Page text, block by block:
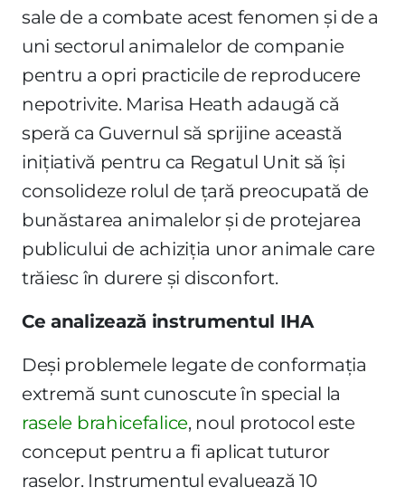
sale de a combate acest fenomen și de a
uni sectorul animalelor de companie
pentru a opri practicile de reproducere
nepotrivite. Marisa Heath adaugă că
speră ca Guvernul să sprijine această
inițiativă pentru ca Regatul Unit să își
consolideze rolul de țară preocupată de
bunăstarea animalelor și de protejarea
publicului de achiziția unor animale care
trăiesc în durere și disconfort.
Ce analizează instrumentul IHA
Deși problemele legate de conformația
extremă sunt cunoscute în special la
rasele brahicefalice, noul protocol este
conceput pentru a fi aplicat tuturor
raselor. Instrumentul evaluează 10